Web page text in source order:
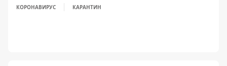
КОРОНАВИРУС КАРАНТИН